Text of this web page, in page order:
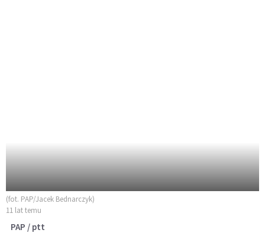
(fot. PAP/Jacek Bednarczyk)
11 lat temu
PAP / ptt